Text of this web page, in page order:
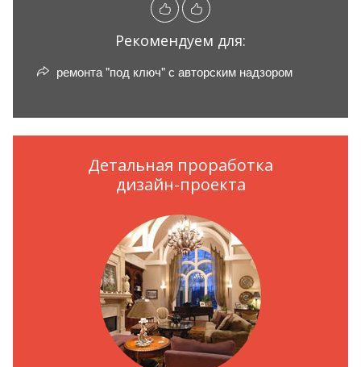
Рекомендуем для:
ремонта "под ключ" с авторским надзором
Детальная проработка
дизайн-проекта